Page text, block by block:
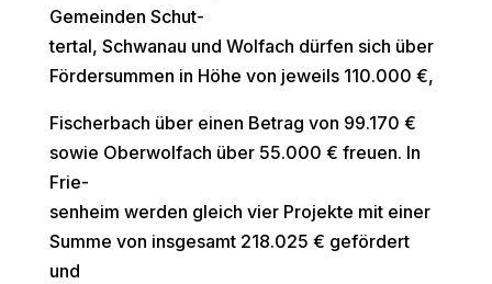
Gemeinden Schut-
tertal, Schwanau und Wolfach dürfen sich über
Fördersummen in Höhe von jeweils 110.000 €,
Fischerbach über einen Betrag von 99.170 €
sowie Oberwolfach über 55.000 € freuen. In
Frie-
senheim werden gleich vier Projekte mit einer
Summe von insgesamt 218.025 € gefördert
und